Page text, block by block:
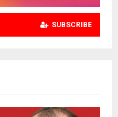
SUBSCRIBE